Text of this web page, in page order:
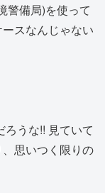
警備局)を使って
スなんじゃない
うな!! 見ていて
思いつく限りの